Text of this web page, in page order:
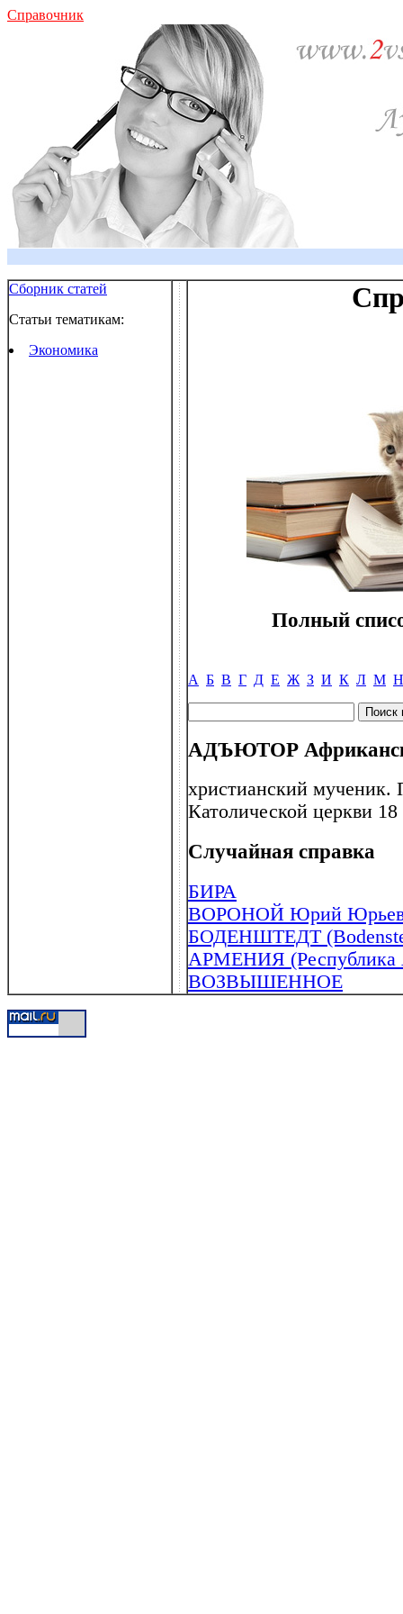
Справочник
Сборник статей
Статьи тематикам:
Экономика
Полный
А Б В Г Д Е Ж З И К Л М Н
АДЪЮТОР
христианский мученик.
Католической церкви 18
Случайная справка
БИРА
ВОРОНОЙ Юрий
БОДЕНШТЕДТ
АРМЕНИЯ (Республика
ВОЗВЫШЕННОЕ